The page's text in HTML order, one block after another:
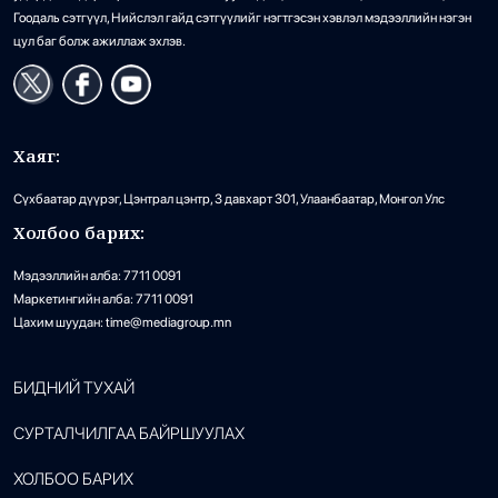
Гоодаль сэтгүүл, Нийслэл гайд сэтгүүлийг нэгтгэсэн хэвлэл мэдээллийн нэгэн
цул баг болж ажиллаж эхлэв.
Хаяг:
Сүхбаатар дүүрэг, Цэнтрал цэнтр, 3 давхарт 301, Улаанбаатар, Монгол Улс
Холбоо барих:
Мэдээллийн алба: 7711 0091
Маркетингийн алба: 7711 0091
Цахим шуудан: time@mediagroup.mn
БИДНИЙ ТУХАЙ
СУРТАЛЧИЛГАА БАЙРШУУЛАХ
ХОЛБОО БАРИХ